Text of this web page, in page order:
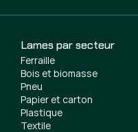
Lames par secteur
Ferraille
Bois et biomasse
Pneu
Papier et carton
Plastique
Textile